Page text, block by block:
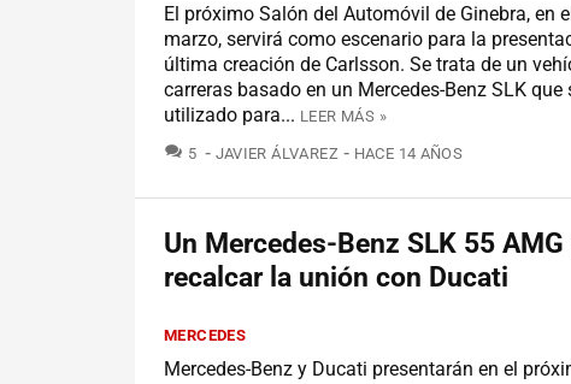
El próximo Salón del Automóvil de Ginebra, en
marzo, servirá como escenario para la
última creación de Carlsson. Se trata de un
carreras basado en un Mercedes-Benz SLK que
utilizado para... LEER MÁS »
5 COMENTARIOS
JAVIER ÁLVAREZ HACE 14 AÑOS
Un Mercedes-Benz SLK 55 AMG
recalcar la unión con Ducati
MERCEDES
Mercedes-Benz y Ducati presentarán en el